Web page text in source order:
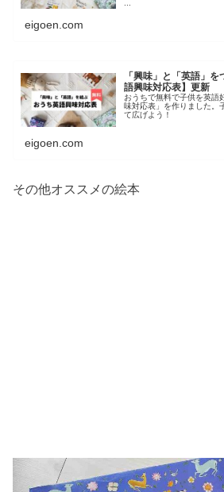
eigoen.com
「興味」と「英語」
語興味対応表】更新
おうちで無料で子供を英語
味対応表」を作りました。
て広げよう！
eigoen.com
その他オススメの絵本